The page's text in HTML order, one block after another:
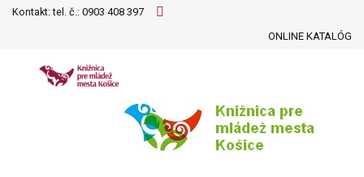
Kontakt: tel. č.: 0903 408 397
ONLINE KATALÓG